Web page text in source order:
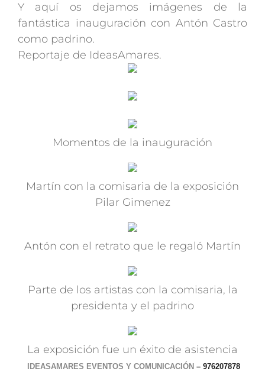
Y aquí os dejamos imágenes de la
fantástica inauguración con Antón Castro
como padrino.
Reportaje de IdeasAmares.
Momentos de la inauguración
Martín con la comisaria de la exposición
Pilar Gimenez
Antón con el retrato que le regaló Martín
Parte de los artistas con la comisaria, la
presidenta y el padrino
La exposición fue un éxito de asistencia
IDEASAMARES EVENTOS Y COMUNICACIÓN – 976207878